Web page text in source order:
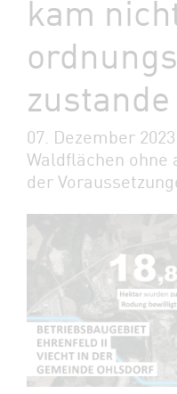
kam
zustande
07. Dezember
Waldflächen ohne
der